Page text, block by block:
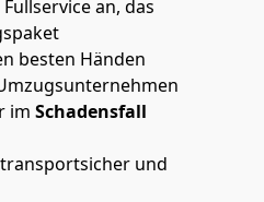
an, das
besten Händen
im Schadensfall
und